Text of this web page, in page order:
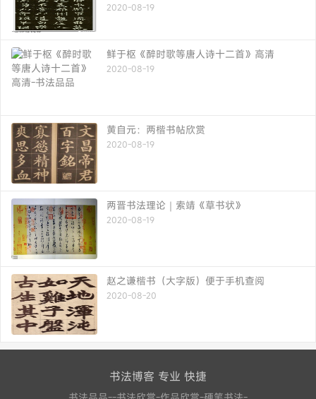
2020-08-19
鲜于枢《醉时歌等唐人诗十二首》高清
2020-08-19
黄自元：两楷书帖欣赏
2020-08-19
两晋书法理论｜索靖《草书状》
2020-08-19
赵之谦楷书（大字版）便于手机查阅
2020-08-20
书法博客 专业 快捷